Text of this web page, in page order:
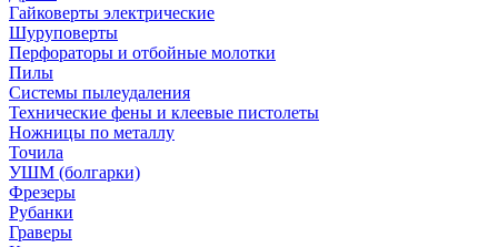
Гайковерты электрические
Шуруповерты
Перфораторы и отбойные молотки
Пилы
Системы пылеудаления
Технические фены и клеевые пистолеты
Ножницы по металлу
Точила
УШМ (болгарки)
Фрезеры
Рубанки
Граверы